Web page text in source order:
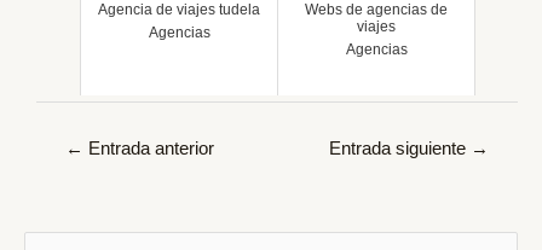
Agencia de viajes tudela
Agencias
Webs de agencias de
viajes
Agencias
Navegación
← Entrada anterior Entrada siguiente →